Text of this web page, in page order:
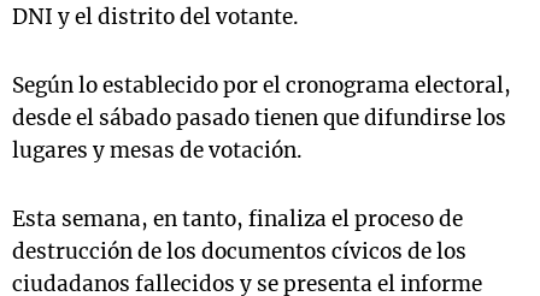
DNI y el distrito del votante.
Según lo establecido por el cronograma electoral,
desde el sábado pasado tienen que difundirse los
lugares y mesas de votación.
Esta semana, en tanto, finaliza el proceso de
destrucción de los documentos cívicos de los
ciudadanos fallecidos y se presenta el informe